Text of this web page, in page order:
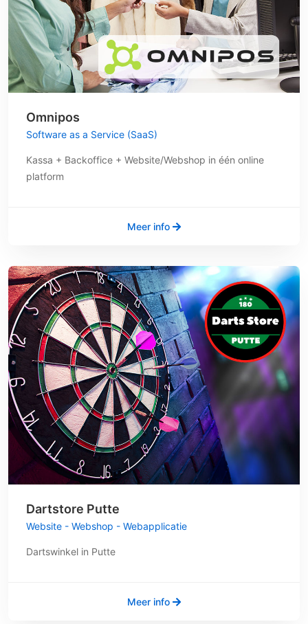
Omnipos
Software as a Service (SaaS)
Kassa + Backoffice + Website/Webshop in één online
platform
Meer info
Dartstore Putte
Website - Webshop - Webapplicatie
Dartswinkel in Putte
Meer info